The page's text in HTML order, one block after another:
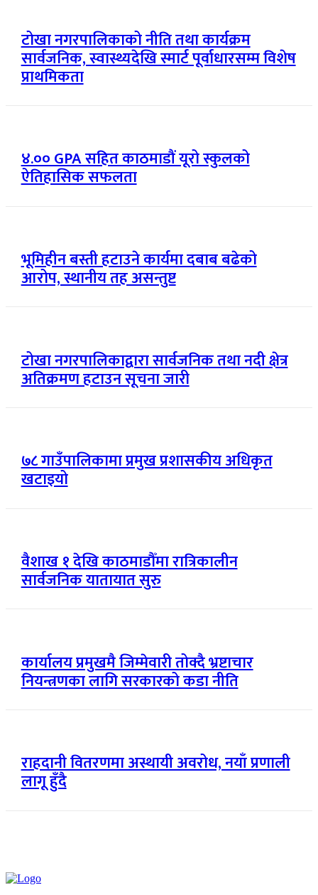
टोखा नगरपालिकाको नीति तथा कार्यक्रम
सार्वजनिक, स्वास्थ्यदेखि स्मार्ट पूर्वाधारसम्म विशेष
प्राथमिकता
४.०० GPA सहित काठमाडौं यूरो स्कुलको
ऐतिहासिक सफलता
भूमिहीन बस्ती हटाउने कार्यमा दबाब बढेको
आरोप, स्थानीय तह असन्तुष्ट
टोखा नगरपालिकाद्वारा सार्वजनिक तथा नदी क्षेत्र
अतिक्रमण हटाउन सूचना जारी
७८ गाउँपालिकामा प्रमुख प्रशासकीय अधिकृत
खटाइयो
वैशाख १ देखि काठमाडौँमा रात्रिकालीन
सार्वजनिक यातायात सुरु
कार्यालय प्रमुखमै जिम्मेवारी तोक्दै भ्रष्टाचार
नियन्त्रणका लागि सरकारको कडा नीति
राहदानी वितरणमा अस्थायी अवरोध, नयाँ प्रणाली
लागू हुँदै